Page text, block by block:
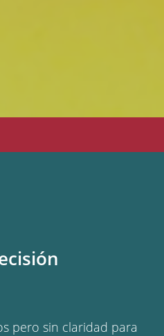
pero sin claridad para